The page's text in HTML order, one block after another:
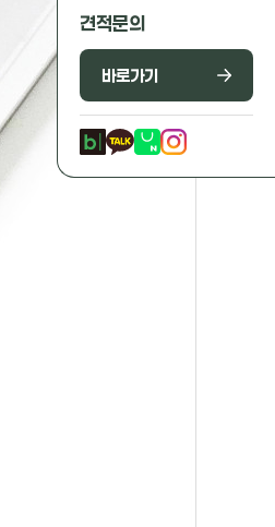
견적문의
바로가기